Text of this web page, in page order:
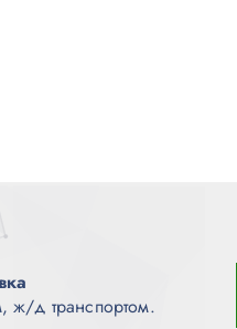
ж/д транспортом.